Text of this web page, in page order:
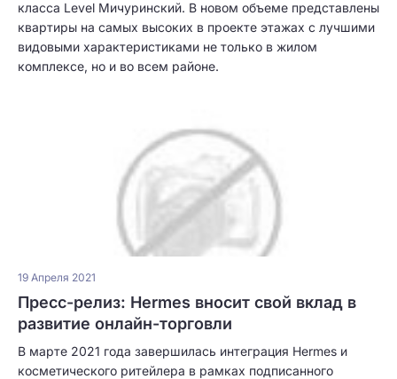
класса Level Мичуринский. В новом объеме представлены
квартиры на самых высоких в проекте этажах с лучшими
видовыми характеристиками не только в жилом
комплексе, но и во всем районе.
19 Апреля 2021
Пресс-релиз: Hermes вносит свой вклад в
развитие онлайн-торговли
В марте 2021 года завершилась интеграция Hermes и
косметического ритейлера в рамках подписанного